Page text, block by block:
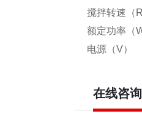
搅拌转
额定功
电源（V
在线咨询